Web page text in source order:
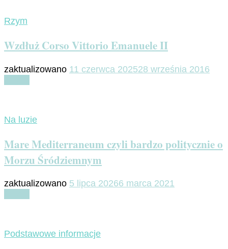
Rzym
Wzdłuż Corso Vittorio Emanuele II
zaktualizowano 11 czerwca 202528 września 2016
Na luzie
Mare Mediterraneum czyli bardzo politycznie o
Morzu Śródziemnym
zaktualizowano 5 lipca 20266 marca 2021
Podstawowe informacje